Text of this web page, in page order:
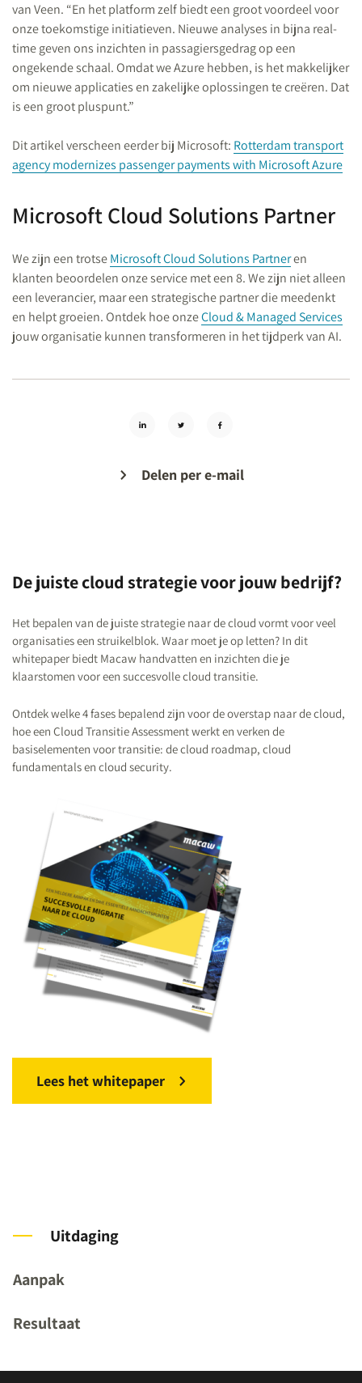
van Veen. “En het platform zelf biedt een groot voordeel voor
onze toekomstige initiatieven. Nieuwe analyses in bijna real-
time geven ons inzichten in passagiersgedrag op een
ongekende schaal. Omdat we Azure hebben, is het makkelijker
om nieuwe applicaties en zakelijke oplossingen te creëren. Dat
is een groot pluspunt.”
Dit artikel verscheen eerder bij Microsoft: Rotterdam transport
agency modernizes passenger payments with Microsoft Azure
Microsoft Cloud Solutions Partner
We zijn een trotseMicrosoft Cloud Solutions Partneren
klanten beoordelen onze service met een 8. We zijn niet alleen
een leverancier, maar een strategische partner die meedenkt
en helpt groeien. Ontdek hoe onzeCloud & Managed Services
jouw organisatie kunnen transformeren in het tijdperk van AI.
Delen per e-mail
De juiste cloud strategie voor jouw bedrijf?
Het bepalen van de juiste strategie naar de cloud vormt voor veel
organisaties een struikelblok. Waar moet je op letten? In dit
whitepaper biedt Macaw handvatten en inzichten die je
klaarstomen voor een succesvolle cloud transitie.
Ontdek welke 4 fases bepalend zijn voor de overstap naar de cloud,
hoe een Cloud Transitie Assessment werkt en verken de
basiselementen voor transitie: de cloud roadmap, cloud
fundamentals en cloud security.
Lees het whitepaper
Uitdaging
Aanpak
Resultaat